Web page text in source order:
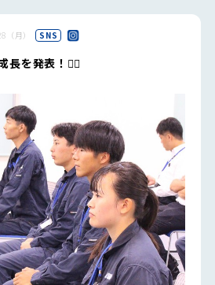
（月） SNS
長を発表！🙋‍♂️